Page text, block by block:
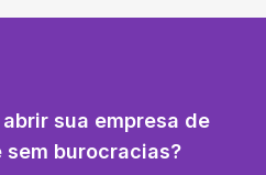
sua empresa de
sem burocracias?